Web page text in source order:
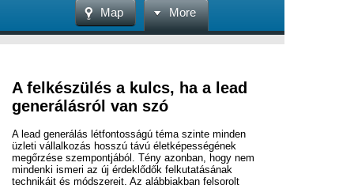
Map More
A felkészülés a kulcs, ha a lead
generálásról van szó
A lead generálás létfontosságú téma szinte minden
üzleti vállalkozás hosszú távú életképességének
megőrzése szempontjából. Tény azonban, hogy nem
mindenki ismeri az új érdeklődők felkutatásának
technikáit és módszereit. Az alábbiakban felsorolt